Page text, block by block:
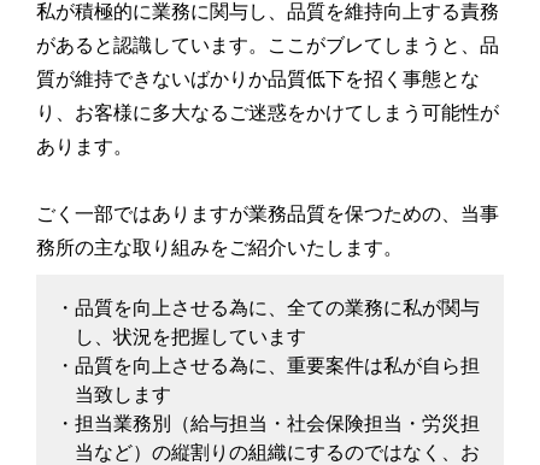
私が積極的に業務に関与し、品質を維持向上する責務
があると認識しています。ここがブレてしまうと、品
質が維持できないばかりか品質低下を招く事態とな
り、お客様に多大なるご迷惑をかけてしまう可能性が
あります。
ごく一部ではありますが業務品質を保つための、当事
務所の主な取り組みをご紹介いたします。
・品質を向上させる為に、全ての業務に私が関与
し、状況を把握しています
・品質を向上させる為に、重要案件は私が自ら担
当致します
・担当業務別（給与担当・社会保険担当・労災担
当など）の縦割りの組織にするのではなく、お